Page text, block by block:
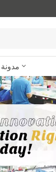
مدونة